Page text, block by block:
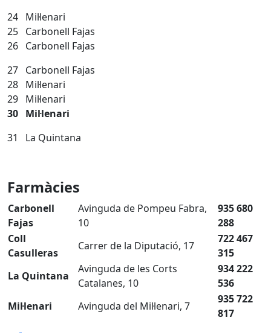
24 Mil·lenari
25 Carbonell Fajas
26 Carbonell Fajas
27 Carbonell Fajas
28 Mil·lenari
29 Mil·lenari
30 Mil·lenari
31 La Quintana
Farmàcies
Carbonell
Fajas
Avinguda de Pompeu Fabra,
10
935 680
288
Coll
Casulleras
Carrer de la Diputació, 17
722 467
315
La Quintana
Avinguda de les Corts
Catalanes, 10
934 222
536
Mil·lenari
Avinguda del Mil·lenari, 7
935 722
817